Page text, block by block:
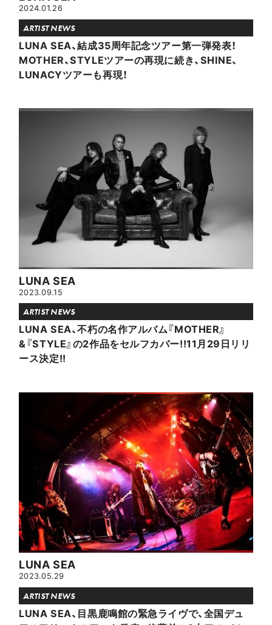
2024.01.26
ARTIST NEWS
LUNA SEA、結成35周年記念ツアー第一弾発表！
MOTHER、STYLEツアーの再現に続き、SHINE、
LUNACYツアーも再現！
LUNA SEA
2023.09.15
ARTIST NEWS
LUNA SEA、不朽の名作アルバム『MOTHER』
&『STYLE』の2作品をセルフカバー!!11月29日リリ
ース決定!!
LUNA SEA
2023.05.29
ARTIST NEWS
LUNA SEA、目黒鹿鳴館の緊急ライヴで、全国デュ